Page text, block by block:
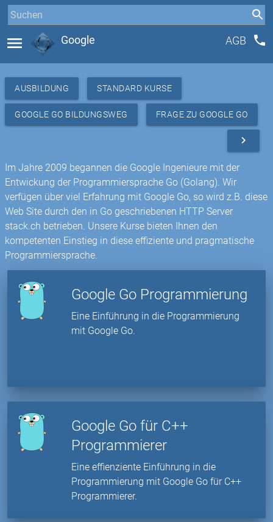
menu Google AGB phone
AUSBILDUNG STANDARD KURSE
GOOGLE GO BILDUNGSWEG FRAGE ZU GOOGLE GO
navigate_next
Im Jahre 2009 begannen die Google Ingenieure mit der
Entwickung der Programmiersprache Go (Golang). Wir
verfügen über viel Erfahrung mit Google Go, so wird z.B. diese
Web Site durch den in Go geschriebenen HTTP Server
stack.ch betrieben. Unsere Kurse bieten Ihnen den
kompetenten Einstieg in diese effiziente und pragmatische
Programmiersprache.
Google Go Programmierung
Eine Einführung in die Programmierung
mit Google Go.
Google Go für C++
Programmierer
Eine effienziente Einführung in die
Programmierung mit Google Go für C++
Programmierer.